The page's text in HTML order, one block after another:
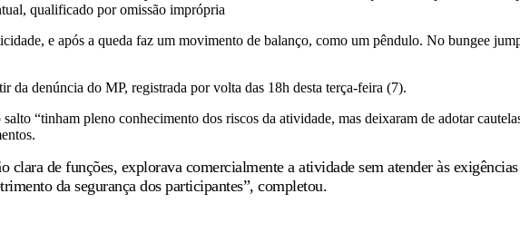
qualificado por omissão imprópria
e após a queda faz um movimento de balanço, como um pêndulo. No bungee
da denúncia do MP, registrada por volta das 18h desta terça-feira (7).
“tinham pleno conhecimento dos riscos da atividade, mas deixaram de adotar
de funções, explorava comercialmente a atividade sem atender às
da segurança dos participantes”, completou.